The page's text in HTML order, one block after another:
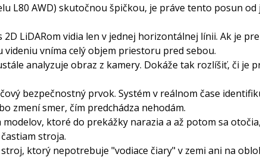
L80 AWD) skutočnou špičkou, je práve tento posun
2D LiDARom vidia len v jednej horizontálnej línii. Ak je
vníma celý objem priestoru pred sebou.
analyzuje obraz z kamery. Dokáže tak rozlíšiť, či
bezpečnostný prvok. Systém v reálnom čase
zmení smer, čím predchádza nehodám.
ktoré do prekážky narazia a až potom sa
stroja.
ktorý nepotrebuje "vodiace čiary" v zemi ani na